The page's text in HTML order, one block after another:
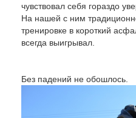
чувствовал себя гораздо
На нашей с ним
тренировке в короткий
всегда выигрывал.
Без падений не обошлось.